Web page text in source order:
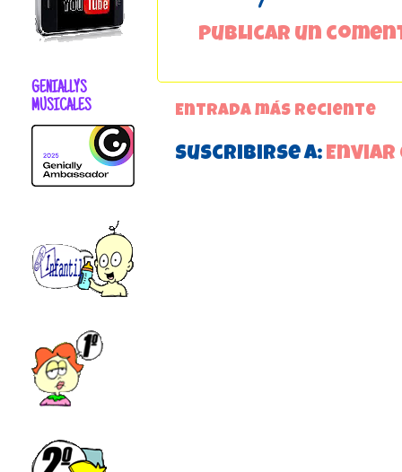
Publicar un
Entrada más reciente
Suscribirse a: Enviar
GENIALLYS
MUSICALES